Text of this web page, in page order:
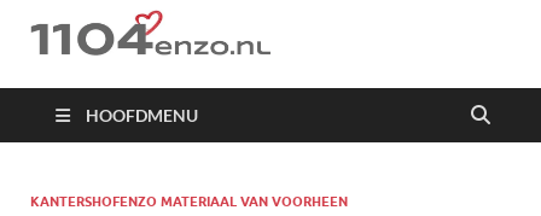
1104 en zo
HOOFDMENU
KANTERSHOFENZO MATERIAAL VAN VOORHEEN